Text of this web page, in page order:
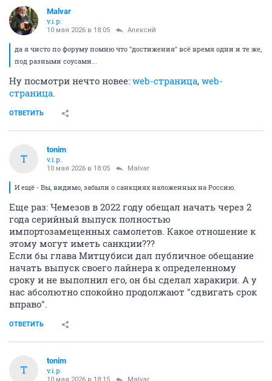
Malvar
v.i.p.
10 мая 2026 в 18:05 Алексий
да я чисто по форуму помню что "достижения" всё время одни и те же,
под разными соусами...
Ну посмотри нечто новее: web-страница, web-
страница.
ОТВЕТИТЬ
T
tonim
v.i.p.
10 мая 2026 в 18:05 Malvar
И ещё - Вы, видимо, забыли о санкциях наложенных на Россию.
Еще раз: Чемезов в 2022 году обещал начать через 2
года серийный выпуск полностью
импортозамещенных самолетов. Какое отношение к
этому могут иметь санкции???
Если бы глава Митцубиси дал публичное обещание
начать выпуск своего лайнера к определенному
сроку и не выполнил его, он бы сделал харакири. А у
нас абсолютно спокойно продолжают "сдвигать срок
вправо".
ОТВЕТИТЬ
T
tonim
v.i.p.
10 мая 2026 в 18:15 Malvar